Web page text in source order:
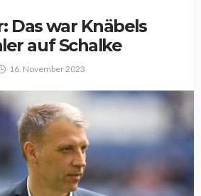
Das war Knäbels
auf Schalke
16. November 2023